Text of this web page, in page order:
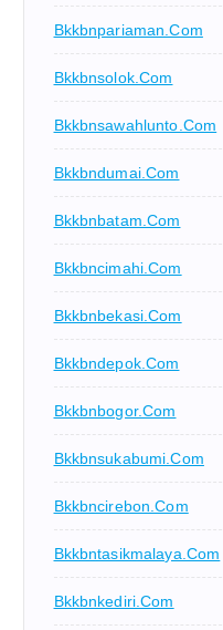
Bkkbnpariaman.com
Bkkbnsolok.com
Bkkbnsawahlunto.com
Bkkbndumai.com
Bkkbnbatam.com
Bkkbncimahi.com
Bkkbnbekasi.com
Bkkbndepok.com
Bkkbnbogor.com
Bkkbnsukabumi.com
Bkkbncirebon.com
Bkkbntasikmalaya.com
Bkkbnkediri.com